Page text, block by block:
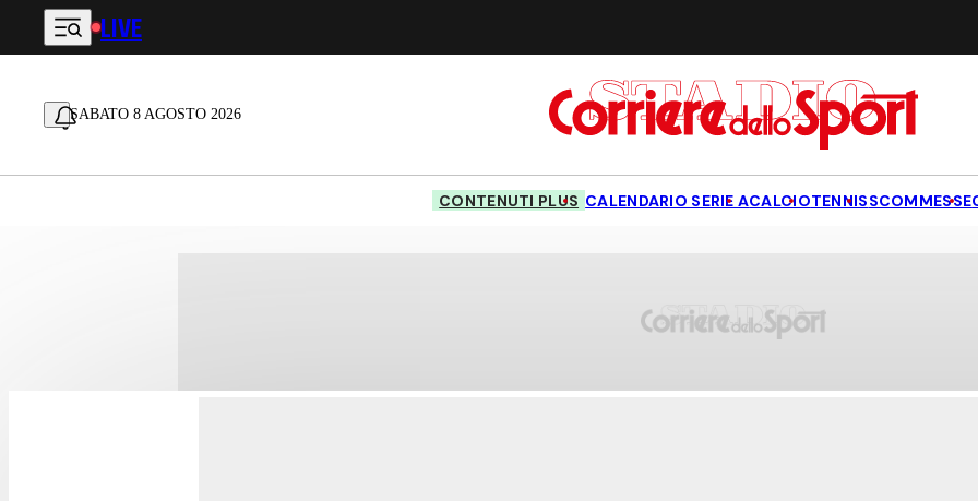
Vai al contenuto principale
LIVE
SABATO 8 AGOSTO 2026
CONTENUTI PLUS CALENDARIO SERIE ACALCIOTENNISSCOMMESSE